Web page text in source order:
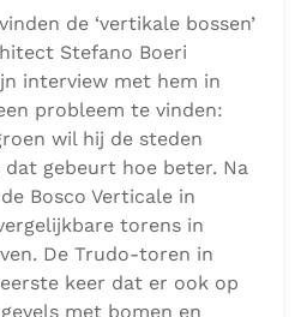
de ‘vertikale bossen’
Stefano Boeri
interview met hem in
probleem te vinden:
wil hij de steden
gebeurt hoe beter. Na
Bosco Verticale in
torens in
De Trudo-toren in
keer dat er ook op
met bomen en